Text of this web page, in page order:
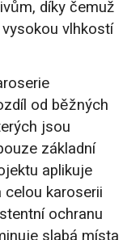
díky čemuž
vlhkostí
od běžných
jsou
základní
aplikuje
karoserii
ochranu